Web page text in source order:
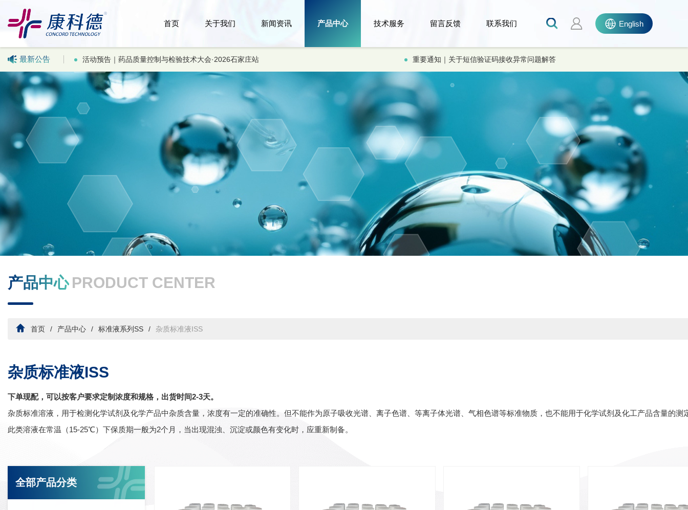
首页 关于我们 新闻资讯 产品中心 技术服务 留言反馈 联系我们 English
最新公告
！ 活动预告｜药品质量控制与检验技术大会·2026石家庄站 重要通知｜关于短信验证码接收异常问题解答
产品中心 PRODUCT CENTER
首页 产品中心 标准液系列SS 杂质标准液ISS
杂质标准液ISS
下单现配，可以按客户要求定制浓度和规格，出货时间2-3天。
杂质标准溶液，用于检测化学试剂及化学产品中杂质含量，浓度有一定的准确性。但不能作为原子吸收光谱、离子色谱、等离子体光谱、气相色谱等标准物质，也不能用于化学试剂及化工产品含量的测
此类溶液在常温（15-25℃）下保质期一般为2个月，当出现混浊、沉淀或颜色有变化时，应重新制备。
全部产品分类